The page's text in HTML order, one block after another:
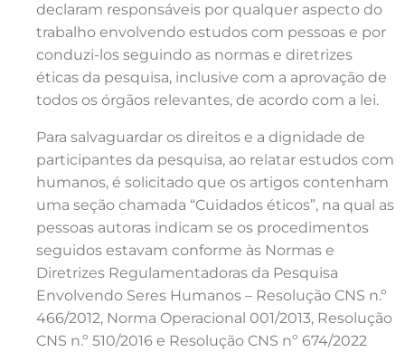
declaram responsáveis por qualquer aspecto do
trabalho envolvendo estudos com pessoas e por
conduzi-los seguindo as normas e diretrizes
éticas da pesquisa, inclusive com a aprovação de
todos os órgãos relevantes, de acordo com a lei.
Para salvaguardar os direitos e a dignidade de
participantes da pesquisa, ao relatar estudos com
humanos, é solicitado que os artigos contenham
uma seção chamada “Cuidados éticos”, na qual as
pessoas autoras indicam se os procedimentos
seguidos estavam conforme às Normas e
Diretrizes Regulamentadoras da Pesquisa
Envolvendo Seres Humanos – Resolução CNS n.º
466/2012, Norma Operacional 001/2013, Resolução
CNS n.º 510/2016 e Resolução CNS nº 674/2022